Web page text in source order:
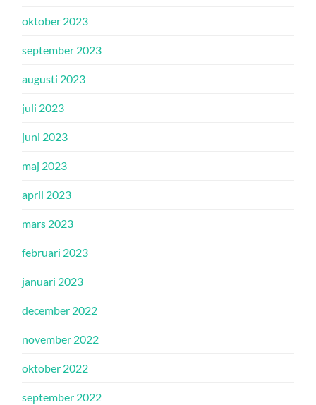
oktober 2023
september 2023
augusti 2023
juli 2023
juni 2023
maj 2023
april 2023
mars 2023
februari 2023
januari 2023
december 2022
november 2022
oktober 2022
september 2022